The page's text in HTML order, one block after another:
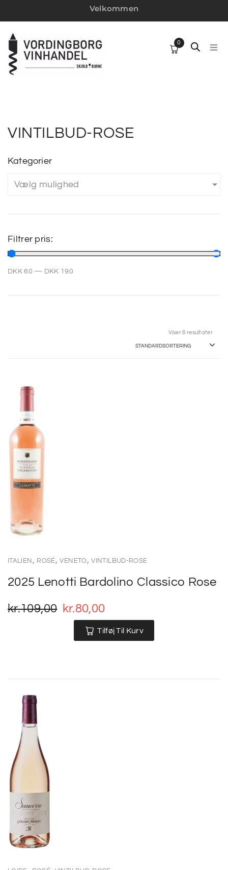
Velkommen
0
VINTILBUD-ROSE
Kategorier
Vælg mulighed
Filtrer pris:
DKK 60 — DKK 190
Viser 8 resultater
ITALIEN , ROSÉ,VENETO,VINTILBUD-ROSE
2025 Lenotti Bardolino Classico Rose
kr.109,00 kr.80,00
Tilføj Til Kurv